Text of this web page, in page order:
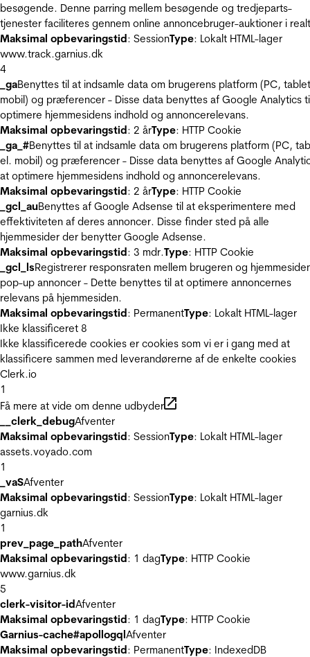
besøgende. Denne parring mellem besøgende og tredjeparts-
tjenester faciliteres gennem online annoncebruger-auktioner i
Maksimal opbevaringstid: SessionType: Lokalt HTML-lager
www.track.garnius.dk
4
_gaBenyttes til at indsamle data om brugerens platform (PC,
mobil) og præferencer - Disse data benyttes af Google Analytics
optimere hjemmesidens indhold og annoncerelevans.
Maksimal opbevaringstid: 2 årType: HTTP Cookie
_ga_#Benyttes til at indsamle data om brugerens platform (PC,
el. mobil) og præferencer - Disse data benyttes af Google
at optimere hjemmesidens indhold og annoncerelevans.
Maksimal opbevaringstid: 2 årType: HTTP Cookie
_gcl_auBenyttes af Google Adsense til at eksperimentere med
effektiviteten af deres annoncer. Disse finder sted på alle
hjemmesider der benytter Google Adsense.
Maksimal opbevaringstid: 3 mdr.Type: HTTP Cookie
_gcl_lsRegistrerer responsraten mellem brugeren og
pop-up annoncer - Dette benyttes til at optimere annoncernes
relevans på hjemmesiden.
Maksimal opbevaringstid: PermanentType: Lokalt HTML-lager
Ikke klassificeret 8
Ikke klassificerede cookies er cookies som vi er i gang med at
klassificere sammen med leverandørerne af de enkelte cookies
Clerk.io
1
Få mere at vide om denne udbyder
__clerk_debugAfventer
Maksimal opbevaringstid: SessionType: Lokalt HTML-lager
assets.voyado.com
1
_vaSAfventer
Maksimal opbevaringstid: SessionType: Lokalt HTML-lager
garnius.dk
1
prev_page_pathAfventer
Maksimal opbevaringstid: 1 dagType: HTTP Cookie
www.garnius.dk
5
clerk-visitor-idAfventer
Maksimal opbevaringstid: 1 dagType: HTTP Cookie
Garnius-cache#apollogqlAfventer
Maksimal opbevaringstid: PermanentType: IndexedDB